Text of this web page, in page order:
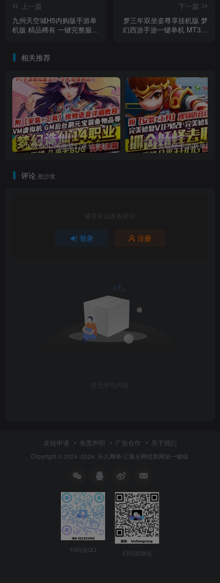
上一篇
九州天空城H5内购版手游单
机版 精品稀有 一键完整服务
下一篇
梦三年双坐姿尊享挂机版 梦
幻西游手游一键单机 MT3换
相关推荐
六九网单3D网游梦幻诛仙单机版14职业回合手游完整一键端GM刷元宝金钱物品
评论 抢沙发
请登录后发表评论
登录 注册
暂无评论内容
友链申请 免责声明 广告合作 关于我们
Copyright © 2024 -2026· 乐久网单-汇集全网优质网游一键端
扫码加QQ 扫码加微信